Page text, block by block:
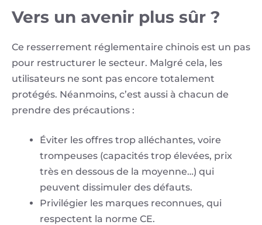
Vers un avenir plus sûr ?
Ce resserrement réglementaire chinois est un pas
pour restructurer le secteur. Malgré cela, les
utilisateurs ne sont pas encore totalement
protégés. Néanmoins, c’est aussi à chacun de
prendre des précautions :
Éviter les offres trop alléchantes, voire
trompeuses (capacités trop élevées, prix
très en dessous de la moyenne…) qui
peuvent dissimuler des défauts.
Privilégier les marques reconnues, qui
respectent la norme CE.